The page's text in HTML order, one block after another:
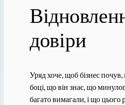
довіри
Уряд хоче, щоб бізнес
боці, що він знає, що
багато вимагали, і що цього